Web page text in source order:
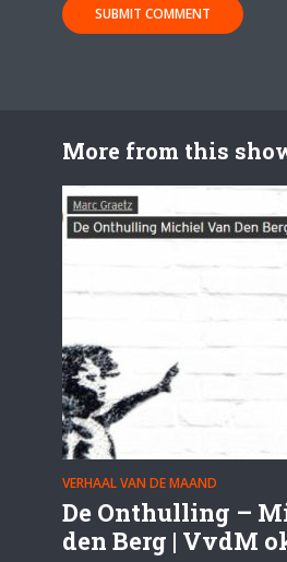
More from this
VERHAAL VAN DE MAAND
De Onthulling –
den Berg | VvdM